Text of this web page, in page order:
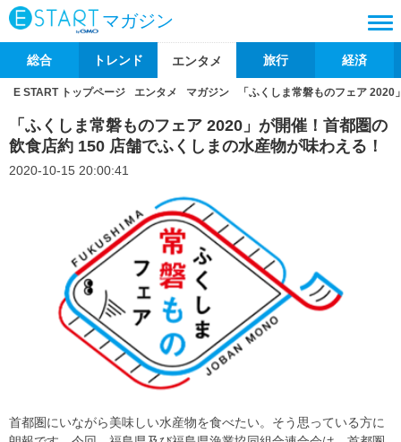
マガジン
総合 トレンド エンタメ 旅行 経済
E START トップページ エンタメ マガジン 「ふくしま常磐ものフェア
「ふくしま常磐ものフェア 2020」が開催！首都圏の
飲食店約 150 店舗でふくしまの水産物が味わえる！
2020-10-15 20:00:41
首都圏にいながら美味しい水産物を食べたい。そう思っている方に